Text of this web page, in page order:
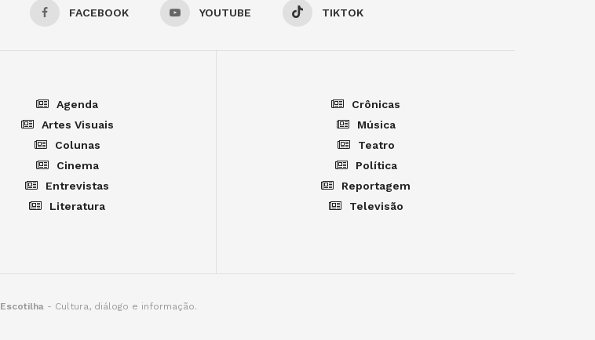
FACEBOOK YOUTUBE TIKTOK
Agenda
Artes Visuais
Colunas
Cinema
Entrevistas
Literatura
Crônicas
Música
Teatro
Política
Reportagem
Televisão
Escotilha - Cultura, diálogo e informação.